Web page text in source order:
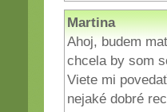
Martina
Ahoj, budem
chcela by som
Viete mi
nejaké dobré